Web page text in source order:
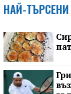
НАЙ-